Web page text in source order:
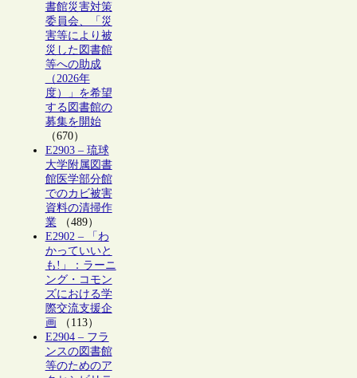
書館災害対策
委員会、「災
害等により被
災した図書館
等への助成
（2026年
度）」を希望
する図書館の
募集を開始
（670）
E2903 – 琉球
大学附属図書
館医学部分館
でのカビ被害
資料の清掃作
業（489）
E2902 – 「わ
かっていいと
も!」：ラーニ
ング・コモン
ズにおける学
際交流支援企
画 （113）
E2904 – フラ
ンスの図書館
等のためのア